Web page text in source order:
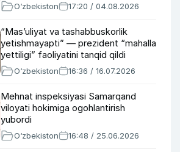
O‘zbekiston 17:20 / 04.08.2026
“Masʼuliyat va tashabbuskorlik
yetishmayapti” — prezident “mahalla
yettiligi” faoliyatini tanqid qildi
O‘zbekiston 16:36 / 16.07.2026
Mehnat inspeksiyasi Samarqand
viloyati hokimiga ogohlantirish
yubordi
O‘zbekiston 16:48 / 25.06.2026